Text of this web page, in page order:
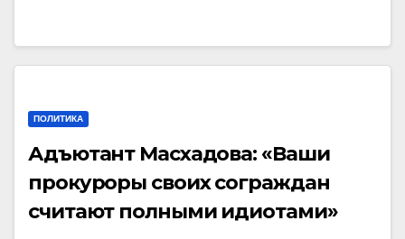
ПОЛИТИКА
Адъютант Масхадова: «Ваши
прокуроры своих сограждан
считают полными идиотами»